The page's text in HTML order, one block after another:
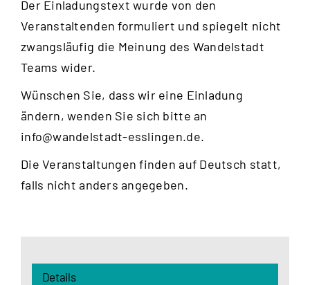
Der Einladungstext wurde von den
Veranstaltenden formuliert und spiegelt nicht
zwangsläufig die Meinung des Wandelstadt
Teams wider.
Wünschen Sie, dass wir eine Einladung
ändern, wenden Sie sich bitte an
info@wandelstadt-esslingen.de.
Die Veranstaltungen finden auf Deutsch statt,
falls nicht anders angegeben.
Details